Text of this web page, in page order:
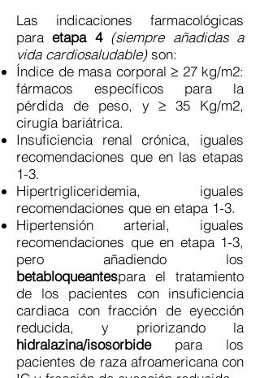
Las indicaciones farmacológicas
paraetapa 4 (siempre añadidas a
vida cardiosaludable)son:
Índice de masa corporal ≥ 27 kg/m2:
fármacos específicos para la
pérdida de peso, y ≥ 35 Kg/m2,
cirugía bariátrica.
Insuficiencia renal crónica, iguales
recomendaciones que en las etapas
1-3.
Hipertrigliceridemia, iguales
recomendaciones que en etapa 1-3.
Hipertensión arterial, iguales
recomendaciones que en etapa 1-3,
pero añadiendo los
betabloqueantespara el tratamiento
de los pacientes con insuficiencia
cardiaca con fracción de eyección
reducida, y priorizando la
hidralazina/isosorbidepara los
pacientes de raza afroamericana con